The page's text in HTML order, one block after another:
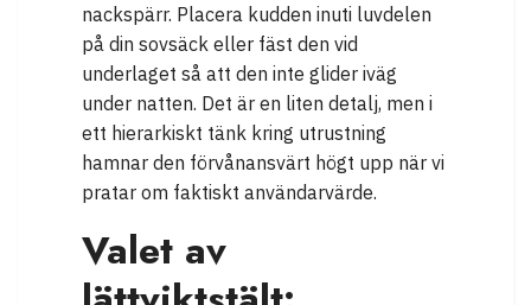
nackspärr. Placera kudden inuti luvdelen
på din sovsäck eller fäst den vid
underlaget så att den inte glider iväg
under natten. Det är en liten detalj, men i
ett hierarkiskt tänk kring utrustning
hamnar den förvånansvärt högt upp när vi
pratar om faktiskt användarvärde.
Valet av